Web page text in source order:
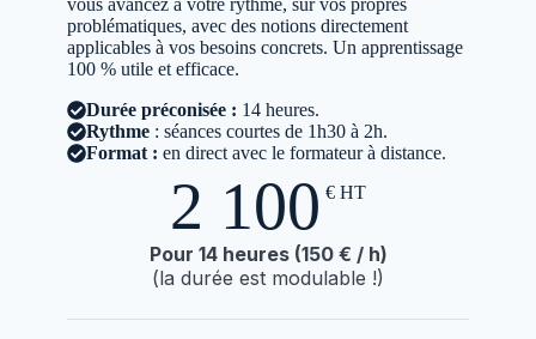
problématiques, avec des notions directement
applicables à vos besoins concrets. Un apprentissage
100 % utile et efficace.
Durée préconisée : 14 heures.
Rythme : séances courtes de 1h30 à 2h.
Format : en direct avec le formateur à distance.
2 100 € HT
Pour 14 heures (150 € / h)
(la durée est modulable !)